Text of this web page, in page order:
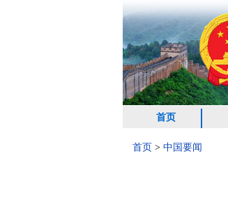
首页
首页 > 中国要闻